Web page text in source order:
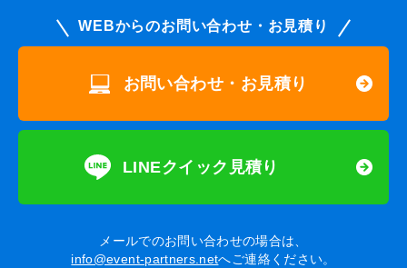
WEBからのお問い合わせ・お見積り
お問い合わせ・お見積り
LINEクイック見積り
メールでのお問い合わせの場合は、
info@event-partners.netへご連絡ください。